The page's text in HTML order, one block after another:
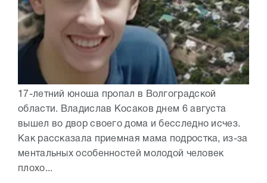
17-летний юноша пропал в Волгоградской
области. Владислав Косаков днем 6 августа
вышел во двор своего дома и бесследно исчез.
Как рассказала приемная мама подростка, из-за
ментальных особенностей молодой человек
плохо...